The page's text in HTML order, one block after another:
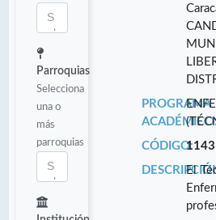
Parroquias
Selecciona
una o
más
parroquias
PROGRAMA
CÓDIGO:
El